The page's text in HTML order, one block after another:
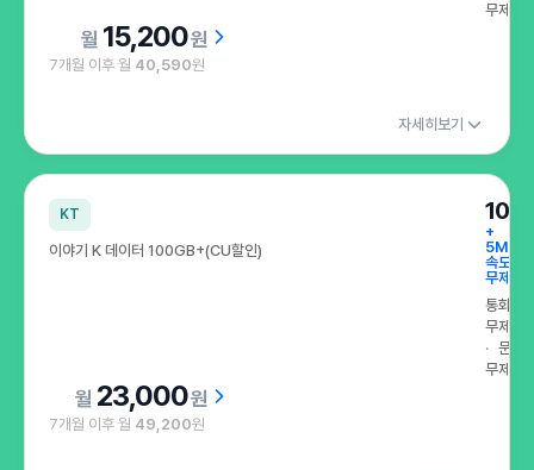
무제한
15,200원
7개월 이후 월 40,590원
자세히보기
KT
이야기 K 데이터 100GB+(CU할인)
+
속도
무제한
통화
무제한
문자
무제한
23,000원
7개월 이후 월 49,200원